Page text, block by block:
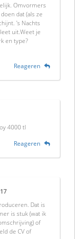
Omvormers
dat (als ze
's Nachts
uit.Weet je
en type?
Reageren
4000 tl
Reageren
Dat is
is stuk (wat ik
of
de CV of